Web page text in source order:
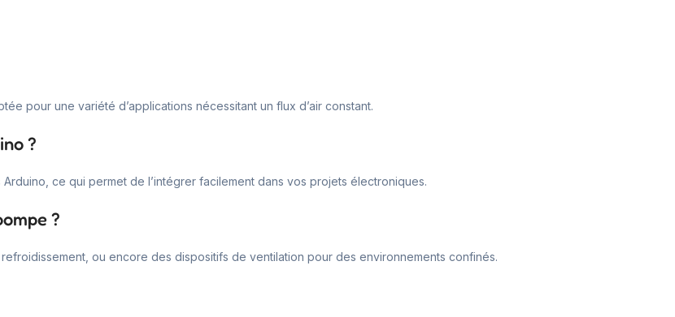
pour une variété d’applications nécessitant un flux d’air constant.
?
ce qui permet de l’intégrer facilement dans vos projets électroniques.
?
ou encore des dispositifs de ventilation pour des environnements confinés.